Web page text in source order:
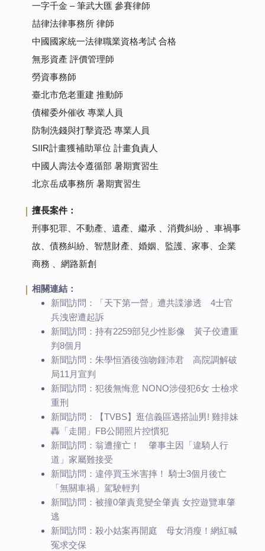
一字千金 – 筆武大匯 參賽律師
喆律法律事務所 律師
中國國家統一法律職業資格考試 合格
無形資產 評價管理師
勞資事務師
臺北市危老重建 推動師
債權委外催收 專業人員
防制洗錢與打擊資恐 專業人員
SIIR計畫獲補助單位 計畫負責人
中國人壽法令遵循部 暑期實習生
北京岳成事務所 暑期實習生
擅長案件：
刑事犯罪、不動產、遺產、繼承 、消費糾紛 、車禍事
故、債務糾紛、智慧財產、婚姻、監護、家事、企業
商務 、網路新創
相關連結：
新聞訪問：「天下第一營」遭共諜滲透 4士官
兵洩密遭起訴
新聞訪問：持有2259部兒少性影像 黃子佼遭重
判8個月
新聞訪問：朱學恒酒後強吻鍾沛君 高院調解破
局11月宣判
新聞訪問：犯後無悔意 NONO涉侵犯6女 士檢求
重刑
新聞訪問：【TVBS】逛信義區遇搭訕男! 雞排妹
轟「走開」FB公開照片控慣犯
新聞訪問：翁遭撞亡！ 肇事主因「違騎人行
道」家屬難接受
新聞訪問：違停買玉米害摔！ 騎士3個月後亡
「無關車禍」駕駛輕判
新聞訪問：被撞0肇責竟變全肇責 女控遊覽車肇
逃
新聞訪問：殺小姑案再開庭 母女消瘦！網紅喊
冤求交保